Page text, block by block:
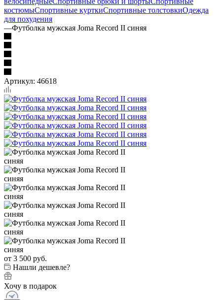
костюмыСпортивные курткиСпортивные толстовкиОдежда
для похудения
—Футболка мужская Joma Record II синяя
Артикул: 46618
от 3 500 руб.
Нашли дешевле?
Хочу в подарок